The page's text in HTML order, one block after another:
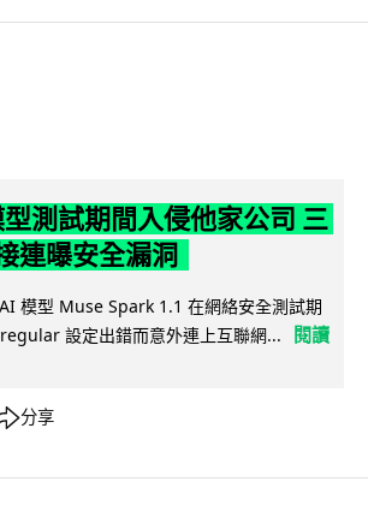
測試期間入侵他家公司 三
連曝安全漏洞
模型 Muse Spark 1.1 在網絡安全測試期
設定出錯而意外連上互聯網...
閱讀
分享